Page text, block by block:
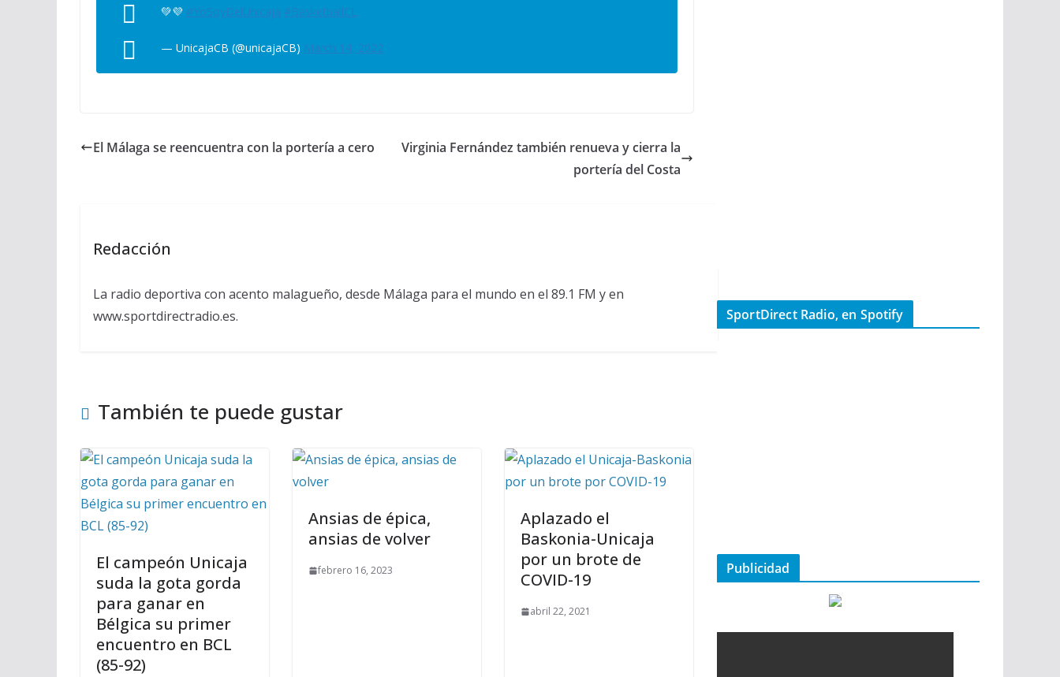
💚💜 #YoSoyDelUnicaja #BasketballCL
— UnicajaCB (@unicajaCB) March 14, 2022
El Málaga se reencuentra con la portería a cero
Virginia Fernández también renueva y cierra la
portería del Costa
Redacción
La radio deportiva con acento malagueño, desde Málaga para el mundo en el 89.1 FM y en
www.sportdirectradio.es.
También te puede gustar
El campeón Unicaja
suda la gota gorda
para ganar en
Bélgica su primer
encuentro en BCL
(85-92)
Ansias de épica,
ansias de volver
febrero 16, 2023
Aplazado el
Baskonia-Unicaja
por un brote de
COVID-19
abril 22, 2021
SportDirect Radio, en Spotify
Publicidad